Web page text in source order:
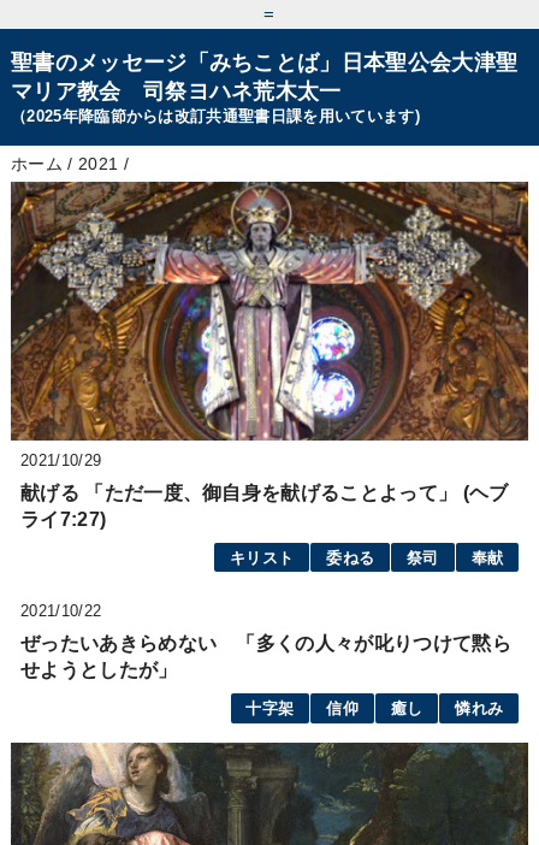
=
聖書のメッセージ「みちことば」日本聖公会大津聖
マリア教会 司祭ヨハネ荒木太一
（2025年降臨節からは改訂共通聖書日課を用いています)
ホーム / 2021 /
2021/10/29
献げる 「ただ一度、御自身を献げることよって」 (ヘブ
ライ7:27)
キリスト 委ねる 祭司 奉献
2021/10/22
ぜったいあきらめない 「多くの人々が叱りつけて黙ら
せようとしたが」
十字架 信仰 癒し 憐れみ